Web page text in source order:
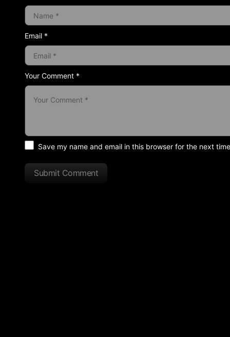
Your Comment *
Email *
Save my name and email in this browser for the next
Submit Comment